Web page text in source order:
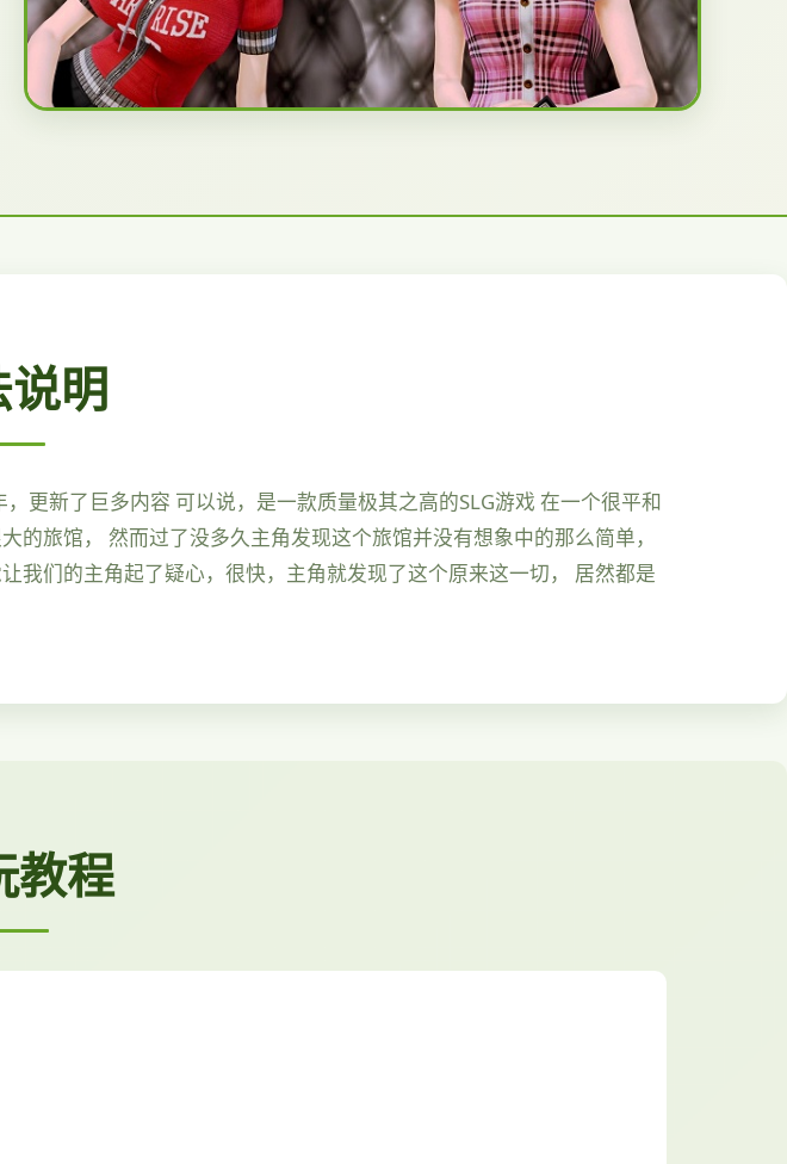
明
更新了巨多内容 可以说，是一款质量极其之高的SLG游戏 在一个很平和
旅馆， 然而过了没多久主角发现这个旅馆并没有想象中的那么简单，
我们的主角起了疑心，很快，主角就发现了这个原来这一切， 居然都是
教程